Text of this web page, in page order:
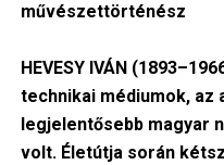
művészettörténész
HEVESY IVÁN
technikai médiumok, az
legjelentősebb magyar
volt. Életútja során